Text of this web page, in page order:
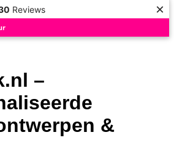
Reviews ×
–
&